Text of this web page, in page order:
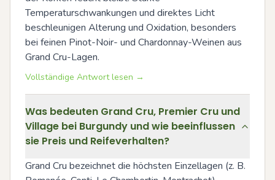
Temperaturschwankungen und direktes Licht
beschleunigen Alterung und Oxidation, besonders
bei feinen Pinot-Noir- und Chardonnay-Weinen aus
Grand Cru-Lagen.
Vollständige Antwort lesen →
Was bedeuten Grand Cru, Premier Cru und
Village bei Burgundy und wie beeinflussen
sie Preis und Reifeverhalten?
Grand Cru bezeichnet die höchsten Einzellagen (z. B.